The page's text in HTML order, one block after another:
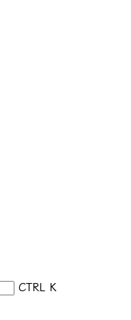
CTRL K